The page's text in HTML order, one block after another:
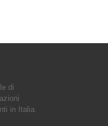
di
in Italia.